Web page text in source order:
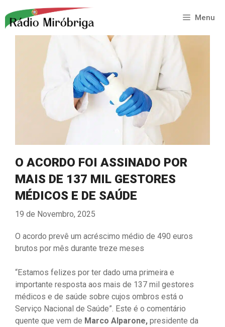
para
Menu
O ACORDO FOI ASSINADO POR
MAIS DE 137 MIL GESTORES
MÉDICOS E DE SAÚDE
19 de Novembro, 2025
O acordo prevê um acréscimo médio de 490 euros
brutos por mês durante treze meses
“Estamos felizes por ter dado uma primeira e
importante resposta aos mais de 137 mil gestores
médicos e de saúde sobre cujos ombros está o
Serviço Nacional de Saúde”. Este é o comentário
quente que vem de Marco Alparone, presidente da